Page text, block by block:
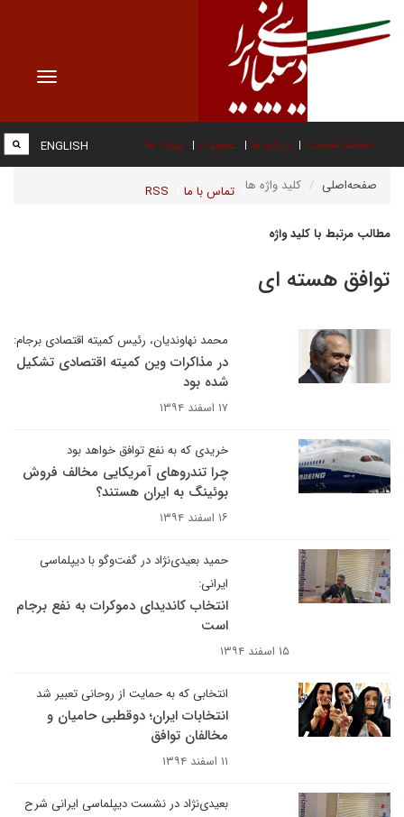
Toggle
صفحه نخست درباره ما عضویت پیوند ها
تماس با ما RSS
ENGLISH
صفحه‌اصلی کلید واژه ها
مطالب مرتبط با کلید واژه
توافق هسته ای
محمد نهاوندیان، رئیس کمیته اقتصادی برجام:
در مذاکرات وین کمیته اقتصادی تشکیل
شده بود
۱۷ اسفند ۱۳۹۴
خریدی که به نفع توافق خواهد بود
چرا تندروهای آمریکایی مخالف فروش
بوئینگ به ایران هستند؟
۱۶ اسفند ۱۳۹۴
حمید بعیدی‌نژاد در گفت‌وگو با دیپلماسی
ایرانی:
انتخاب کاندیدای دموکرات به نفع برجام
است
۱۵ اسفند ۱۳۹۴
انتخابی که به حمایت از روحانی تعبیر شد
انتخابات ایران؛ دوقطبی حامیان و
مخالفان توافق
۱۱ اسفند ۱۳۹۴
بعیدی‌نژاد در نشست دیپلماسی ایرانی شرح